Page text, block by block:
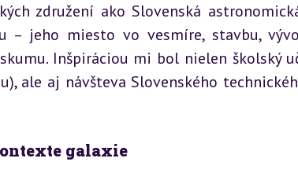
združení ako Slovenská
– jeho miesto vo vesmíre, stavbu,
Inšpiráciou mi bol nielen školský
ale aj návšteva Slovenského
galaxie